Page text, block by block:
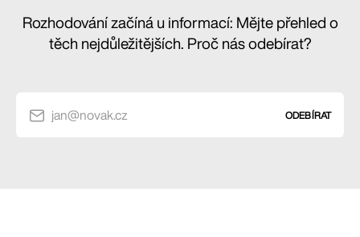
Rozhodování začíná u informací: Mějte přehled o
těch nejdůležitějších. Proč nás odebírat?
jan@novak.cz ODEBÍRAT